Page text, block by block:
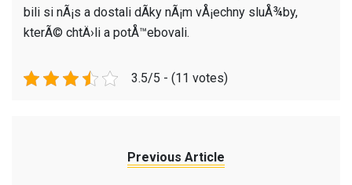
bili si nÃ¡s a dostali dÃ­ky nÃ¡m vÅ¡echny sluÅ¾by,
kterÃ© chtÄ›li a potÅ™ebovali.
3.5/5 - (11 votes)
Previous Article